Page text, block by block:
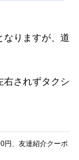
なりますが、道
右されずタクシ
円、友達紹介クーポ